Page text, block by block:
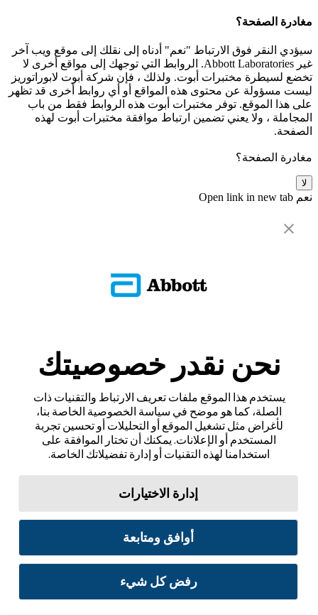
مغادرة الصفحة؟
سيؤدي النقر فوق الارتباط "نعم" أدناه إلى نقلك إلى موقع ويب آخر
غير Abbott Laboratories. الروابط التي توجهك إلى مواقع أخرى لا
تخضع لسيطرة مختبرات أبوت. ولذلك ، فإن شركة أبوت لابوراتوريز
ليست مسؤولة عن محتوى هذه المواقع أو أي روابط أخرى قد تظهر
على هذا الموقع. توفر مختبرات أبوت هذه الروابط فقط من باب
المجاملة ، ولا يعني تضمين ارتباط موافقة مختبرات أبوت لهذه
الصفحة.
مغادرة الصفحة؟
لا
نعم Open link in new tab
نحن نقدر خصوصيتك
يستخدم هذا الموقع ملفات تعريف الارتباط والتقنيات ذات
الصلة، كما هو موضح في سياسة الخصوصية الخاصة بنا،
لأغراض مثل تشغيل الموقع أو التحليلات أو تحسين تجربة
المستخدم أو الإعلانات. يمكنك أن تختار الموافقة على
استخدامنا لهذه التقنيات أو إدارة تفضيلاتك الخاصة.
إدارة الاختيارات
أوافق ومتابعة
رفض كل شيء